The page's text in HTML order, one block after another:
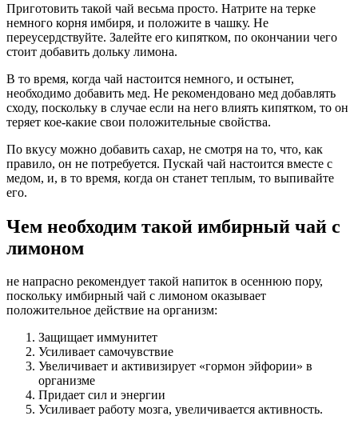
Приготовить такой чай весьма просто. Натрите на терке
немного корня имбиря, и положите в чашку. Не
переусердствуйте. Залейте его кипятком, по окончании чего
стоит добавить дольку лимона.
В то время, когда чай настоится немного, и остынет,
необходимо добавить мед. Не рекомендовано мед добавлять
сходу, поскольку в случае если на него влиять кипятком, то он
теряет кое-какие свои положительные свойства.
По вкусу можно добавить сахар, не смотря на то, что, как
правило, он не потребуется. Пускай чай настоится вместе с
медом, и, в то время, когда он станет теплым, то выпивайте
его.
Чем необходим такой имбирный чай с
лимоном
не напрасно рекомендует такой напиток в осеннюю пору,
поскольку имбирный чай с лимоном оказывает
положительное действие на организм:
Защищает иммунитет
Усиливает самочувствие
Увеличивает и активизирует «гормон эйфории» в
организме
Придает сил и энергии
Усиливает работу мозга, увеличивается активность.